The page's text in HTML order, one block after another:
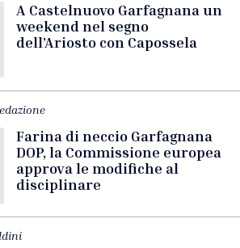
A Castelnuovo Garfagnana un
weekend nel segno
dell’Ariosto con Capossela
Farina di neccio Garfagnana
DOP, la Commissione europea
approva le modifiche al
disciplinare